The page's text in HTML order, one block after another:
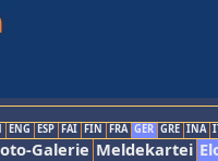
ENG ESP FAI FIN FRA GER GRE INA
Galerie Meldekartei